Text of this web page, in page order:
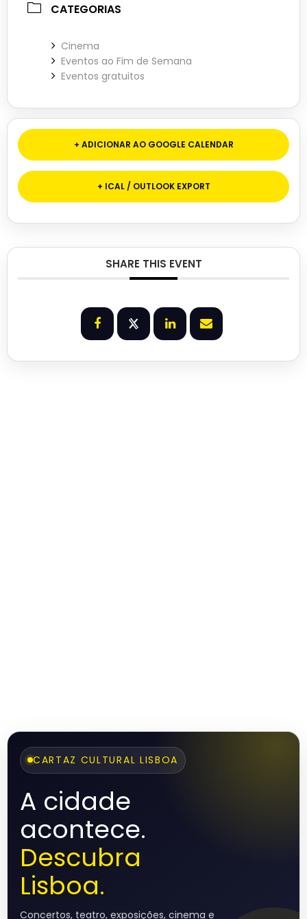
CATEGORIAS
Cinema
Eventos ao Fim de Semana
Eventos gratuitos
+ ADICIONAR AO GOOGLE CALENDAR
+ ICAL / OUTLOOK EXPORT
SHARE THIS EVENT
CARTAZ CULTURAL LISBOA
A cidade
acontece.
Descubra
Lisboa.
Concertos, teatro, exposições, cinema e